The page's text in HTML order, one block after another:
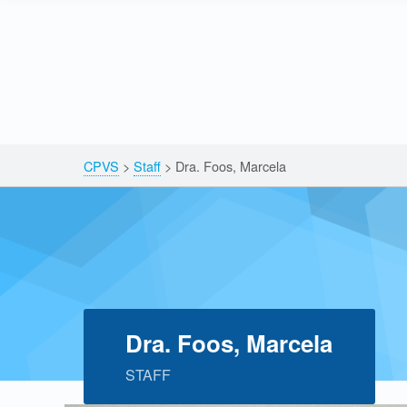
Breadcrumbs navigation
CPVS > Staff > Dra. Foos, Marcela
Dra. Foos, Marcela
STAFF